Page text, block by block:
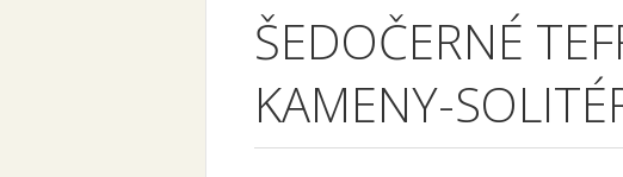
ŠEDOČERNÉ
KAMENY-